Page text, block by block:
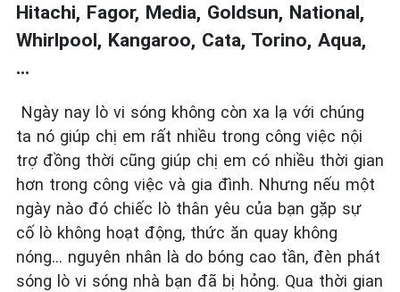
Hitachi, Fagor, Media, Goldsun, National,
Whirlpool, Kangaroo, Cata, Torino, Aqua,
...
Ngày nay lò vi sóng không còn xa lạ với chúng
ta nó giúp chị em rất nhiều trong công việc nội
trợ đồng thời cũng giúp chị em có nhiều thời gian
hơn trong công việc và gia đình. Nhưng nếu một
ngày nào đó chiếc lò thân yêu của bạn gặp sự
cố lò không hoạt động, thức ăn quay không
nóng... nguyên nhân là do bóng cao tần, đèn phát
sóng lò vi sóng nhà bạn đã bị hỏng. Qua thời gian